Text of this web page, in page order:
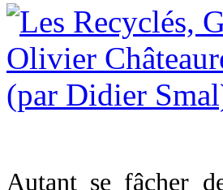
Autant se fâcher